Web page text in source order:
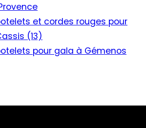
et cordes rouges pour
(13)
pour gala à Gémenos